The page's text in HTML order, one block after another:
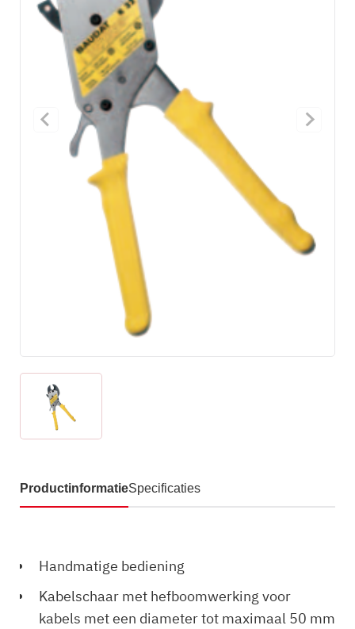
ProductinformatieSpecificaties
Handmatige bediening
Kabelschaar met hefboomwerking voor
kabels met een diameter tot maximaal 50 mm